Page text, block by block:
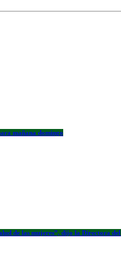
mañana domingo
de las mujeres”, dijo la Directora